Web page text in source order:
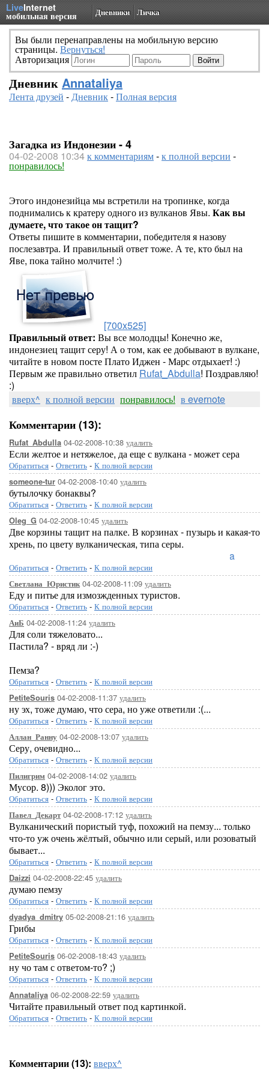
LiveInternet
мобильная версия Дневники Личка
Вы были перенаправлены на мобильную версию
страницы. Вернуться!
Авторизация
Дневник Annataliya
Лента друзей -Дневник-Полная версия
Загадка из Индонезии - 4
04-02-2008 10:34к комментариям-к полной версии -
понравилось!
Этого индонезийца мы встретили на тропинке, когда
поднимались к кратеру одного из вулканов Явы. Как вы
думаете, что такое он тащит?
Ответы пишите в комментарии, победителя я назову
послезавтра. И правильный ответ тоже. А те, кто был на
Яве, пока тайно молчите! :)
[700x525]
Правильный ответ: Вы все молодцы! Конечно же,
индонезиец тащит серу! А о том, как ее добывают в вулкане,
читайте в новом посте Плато Иджен - Марс отдыхает! :)
Первым же правильно ответил Rufat_Abdulla! Поздравляю!
:)
вверх^ к полной версии понравилось! в evernote
Комментарии (13):
Rufat_Abdulla 04-02-2008-10:38 удалить
Если желтое и нетяжелое, да еще с вулкана - может сера
Обратиться - Ответить - К полной версии
someone-tur 04-02-2008-10:40 удалить
бутылочку бонаквы?
Обратиться - Ответить - К полной версии
Oleg_G 04-02-2008-10:45 удалить
Две корзины тащит на палке. В корзинах - пузырь и какая-то
хрень, по цвету вулканическая, типа серы.
Loreleya
Обратиться - Ответить - К полной версии
Светлана_Юристик04-02-2008-11:09 удалить
Еду и питье для измозжденных туристов.
Обратиться - Ответить - К полной версии
АиБ 04-02-2008-11:24 удалить
Для соли тяжеловато...
Пастила? - вряд ли :-)
Пемза?
Обратиться - Ответить - К полной версии
PetiteSouris 04-02-2008-11:37 удалить
ну эх, тоже думаю, что сера, но уже ответили :(...
Обратиться - Ответить - К полной версии
Аллан_Ранну 04-02-2008-13:07 удалить
Серу, очевидно...
Обратиться - Ответить - К полной версии
Пилигрим 04-02-2008-14:02 удалить
Мусор. 8))) Эколог это.
Обратиться - Ответить - К полной версии
Павел_Декарт04-02-2008-17:12 удалить
Вулканический пористый туф, похожий на пемзу... только
что-то уж очень жёлтый, обычно или серый, или розоватый
бывает...
Обратиться - Ответить - К полной версии
Daizzi 04-02-2008-22:45 удалить
думаю пемзу
Обратиться - Ответить - К полной версии
dyadya_dmitry 05-02-2008-21:16 удалить
Грибы
Обратиться - Ответить - К полной версии
PetiteSouris 06-02-2008-18:43 удалить
ну чо там с ответом-то? ;)
Обратиться - Ответить - К полной версии
Annataliya 06-02-2008-22:59 удалить
Читайте правильный ответ под картинкой.
Обратиться - Ответить - К полной версии
Комментарии (13): вверх^